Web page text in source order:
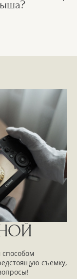
съемку,